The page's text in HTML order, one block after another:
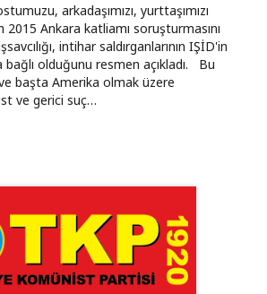
arkadaşımızı, yurttaşımızı
Ankara katliamı soruşturmasını
intihar saldırganlarının IŞİD'in
olduğunu resmen açıkladı. Bu
başta Amerika olmak üzere
ve gerici suç…